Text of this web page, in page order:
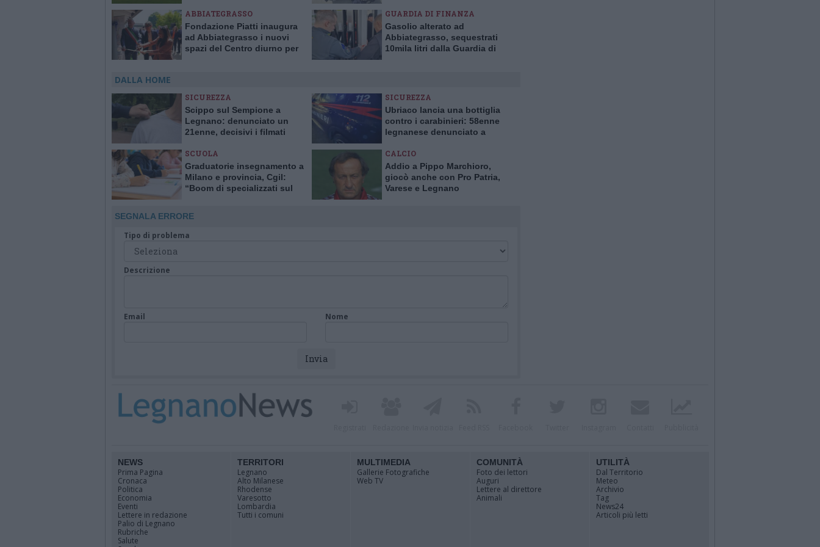
ABBIATEGRASSO
Fondazione Piatti inaugura
ad Abbiategrasso i nuovi
spazi del Centro diurno per
GUARDIA DI FINANZA
Gasolio alterato ad
Abbiategrasso, sequestrati
10mila litri dalla Guardia di
DALLA HOME
SICUREZZA
Scippo sul Sempione a
Legnano: denunciato un
21enne, decisivi i filmati
SICUREZZA
Ubriaco lancia una bottiglia
contro i carabinieri: 58enne
legnanese denunciato a
SCUOLA
Graduatorie insegnamento a
Milano e provincia, Cgil:
“Boom di specializzati sul
superiori”
CALCIO
Addio a Pippo Marchioro,
giocò anche con Pro Patria,
Varese e Legnano
SEGNALA ERRORE
Tipo di problema
Descrizione
Email Nome
NEWS
Prima Pagina
Cronaca
Politica
Economia
Eventi
Lettere in redazione
Palio di Legnano
Rubriche
Salute
TERRITORI
Legnano
Alto Milanese
Rhodense
Varesotto
Lombardia
Tutti i comuni
MULTIMEDIA
Gallerie Fotografiche
Web TV
COMUNITÀ
Foto dei lettori
Auguri
Lettere al direttore
Animali
UTILITÀ
Dal Territorio
Meteo
Archivio
Tag
News24
Articoli più letti